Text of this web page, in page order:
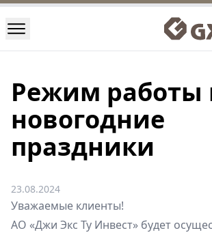
Режим работы
новогодние
праздники
23.08.2024
Уважаемые клиенты!
АО «Джи Экс Ту Инвест» будет